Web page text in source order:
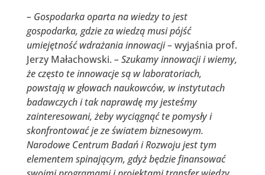
– Gospodarka oparta na wiedzy to jest
gospodarka, gdzie za wiedzą musi pójść
umiejętność wdrażania innowacji – wyjaśnia prof.
Jerzy Małachowski. – Szukamy innowacji i wiemy,
że często te innowacje są w laboratoriach,
powstają w głowach naukowców, w instytutach
badawczych i tak naprawdę my jesteśmy
zainteresowani, żeby wyciągnąć te pomysły i
skonfrontować je ze światem biznesowym.
Narodowe Centrum Badań i Rozwoju jest tym
elementem spinającym, gdyż będzie finansować